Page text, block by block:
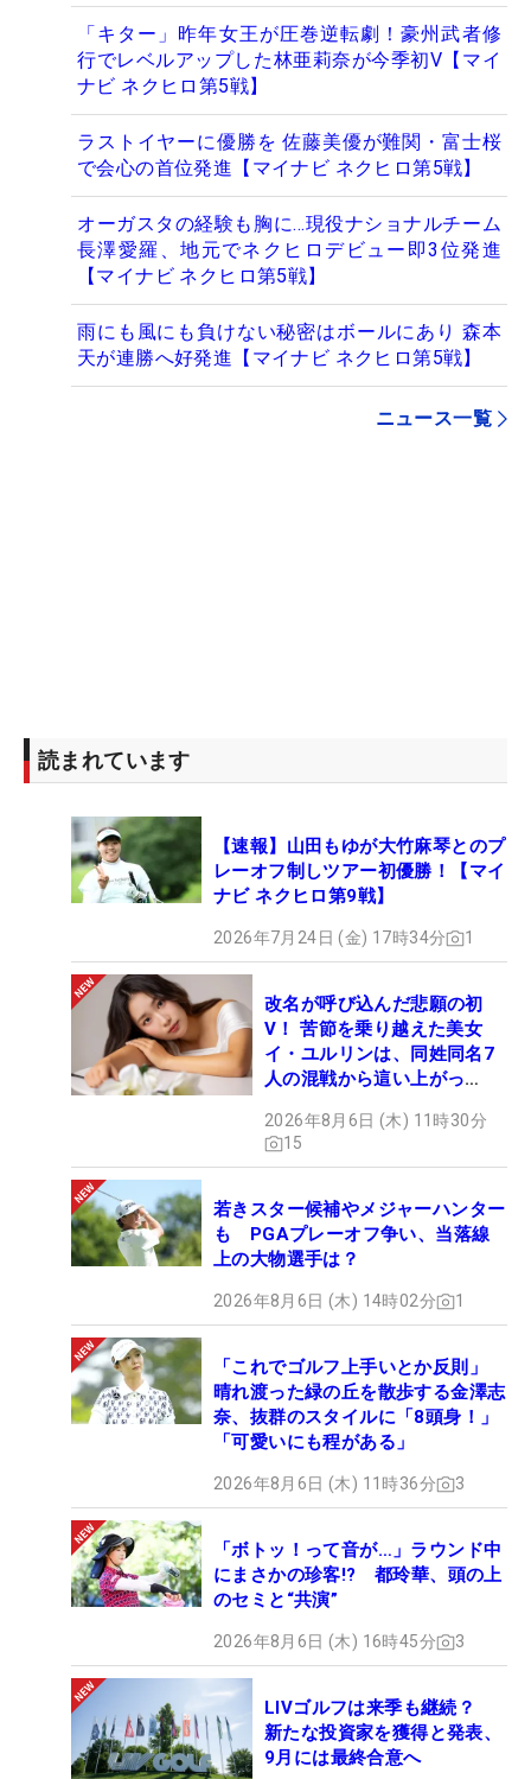
「キター」昨年女王が圧巻逆転劇！豪州武者修
行でレベルアップした林亜莉奈が今季初V【マイ
ナビ ネクヒロ第5戦】
ラストイヤーに優勝を 佐藤美優が難関・富士桜
で会心の首位発進【マイナビ ネクヒロ第5戦】
オーガスタの経験も胸に…現役ナショナルチーム
長澤愛羅、地元でネクヒロデビュー即3位発進
【マイナビ ネクヒロ第5戦】
雨にも風にも負けない秘密はボールにあり 森本
天が連勝へ好発進【マイナビ ネクヒロ第5戦】
ニュース一覧
読まれています
【速報】山田もゆが大竹麻琴とのプ
レーオフ制しツアー初優勝！【マイ
ナビ ネクヒロ第9戦】
2026年7月24日 (金) 17時34分 1
改名が呼び込んだ悲願の初
V！ 苦節を乗り越えた美女
イ・ユルリンは、同姓同名7
人の混戦から這い上がっ
2026年8月6日 (木) 11時30分
15
若きスター候補やメジャーハンター
も PGAプレーオフ争い、当落線
上の大物選手は？
2026年8月6日 (木) 14時02分 1
「これでゴルフ上手いとか反則」
晴れ渡った緑の丘を散歩する金澤志
奈、抜群のスタイルに「8頭身！」
「可愛いにも程がある」
2026年8月6日 (木) 11時36分 3
「ボトッ！って音が…」ラウンド中
にまさかの珍客!? 都玲華、頭の上
のセミと“共演”
2026年8月6日 (木) 16時45分 3
LIVゴルフは来季も継続？
新たな投資家を獲得と発表、
9月には最終合意へ